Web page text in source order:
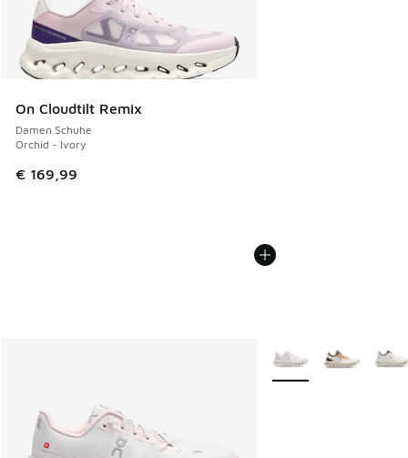
On Cloudtilt Remix
Damen Schuhe
Orchid - Ivory
€ 169,99
Weitere Farben